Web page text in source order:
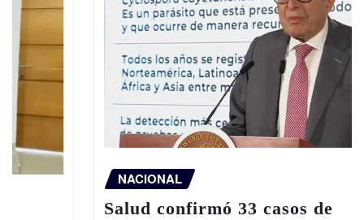
NACIONAL
Salud confirmó 33 casos de